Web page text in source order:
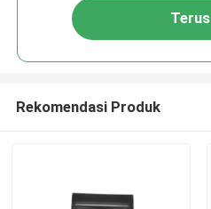
Terus
Rekomendasi Produk